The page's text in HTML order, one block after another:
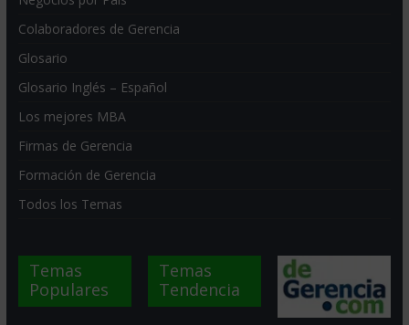
Colaboradores de Gerencia
Glosario
Glosario Inglés – Español
Los mejores MBA
Firmas de Gerencia
Formación de Gerencia
Todos los Temas
Temas
Populares
Temas
Tendencia